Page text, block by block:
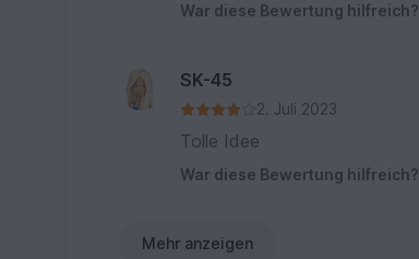
War diese Bewertung hilfreich?
SK-45
2. Juli 2023
Tolle Idee
War diese Bewertung hilfreich?
Mehr anzeigen